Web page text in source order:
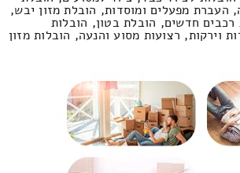
העברת מפעלים ומוסדות, הובלת מזון יבש,
רכבים חדשים, הובלת בטון, הובלות
וירקות, רצועות מסוע והנעה, הובלות מזון